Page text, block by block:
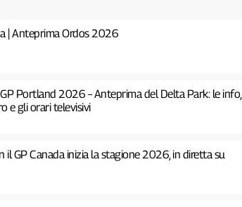
| Anteprima Ordos 2026
Portland 2026 – Anteprima del Delta Park: le info,
e gli orari televisivi
il GP Canada inizia la stagione 2026, in diretta su